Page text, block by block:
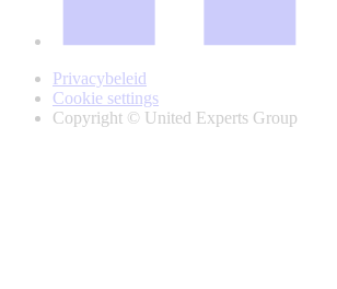
Privacybeleid
Cookie settings
Copyright © United Experts Group